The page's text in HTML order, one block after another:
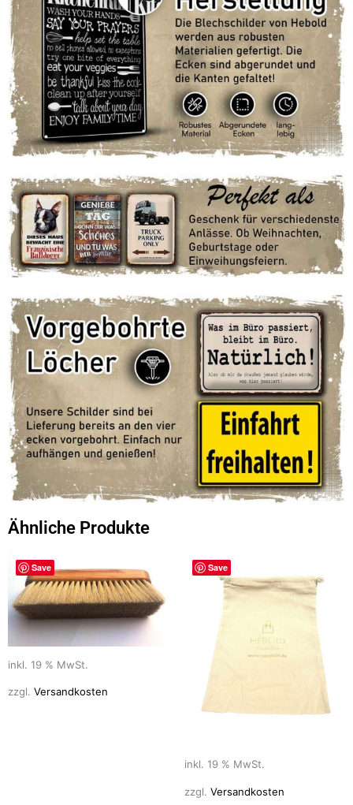
Ähnliche Produkte
Save
inkl. 19 % MwSt.
zzgl. Versandkosten
Save
inkl. 19 % MwSt.
zzgl. Versandkosten